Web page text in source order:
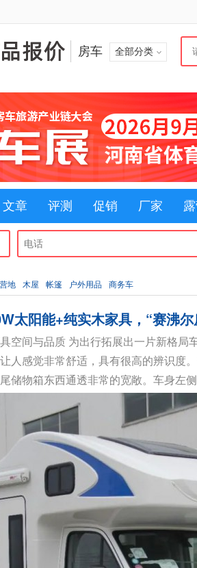
房车 全部分类
文章 评测 促销 厂家
地 木屋 帐篷 户外用品 商务车
太阳能+纯实木家具，“赛沸
空间与品质 为出行拓展出一片新格局
人感觉非常舒适，具有很高的辨识度
储物箱东西通透非常的宽敞。车身左